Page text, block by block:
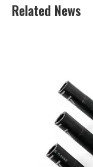
Related News